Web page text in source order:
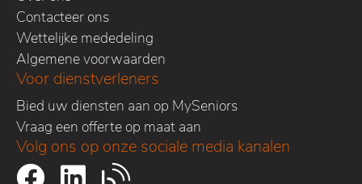
Contacteer ons
Wettelijke mededeling
Algemene voorwaarden
Voor dienstverleners
Bied uw diensten aan op MySeniors
Vraag een offerte op maat aan
Volg ons op onze sociale media kanalen